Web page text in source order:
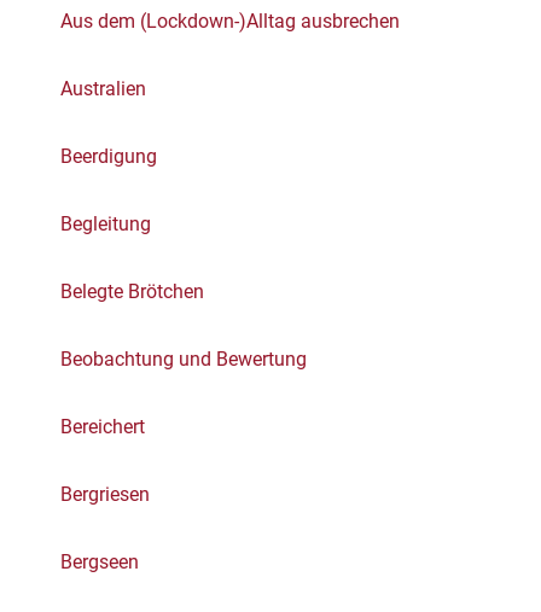
Aus dem (Lockdown-)Alltag ausbrechen
Australien
Beerdigung
Begleitung
Belegte Brötchen
Beobachtung und Bewertung
Bereichert
Bergriesen
Bergseen